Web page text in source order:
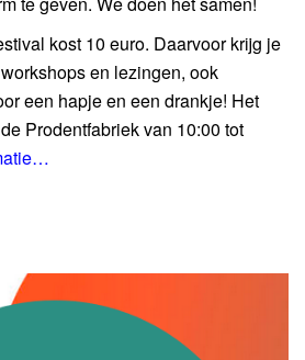
kost 10 euro. Daarvoor krijg je
en lezingen, ook
een hapje en een drankje! Het
Prodentfabriek van 10:00 tot